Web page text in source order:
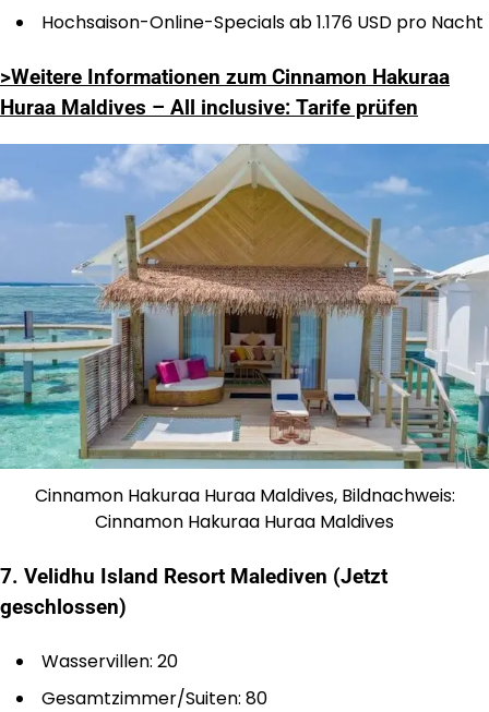
Hochsaison-Online-Specials ab 1.176 USD pro Nacht
>Weitere Informationen zum Cinnamon Hakuraa
Huraa Maldives – All inclusive: Tarife prüfen
Cinnamon Hakuraa Huraa Maldives, Bildnachweis:
Cinnamon Hakuraa Huraa Maldives
7. Velidhu Island Resort Malediven (Jetzt
geschlossen)
Wasservillen: 20
Gesamtzimmer/Suiten: 80